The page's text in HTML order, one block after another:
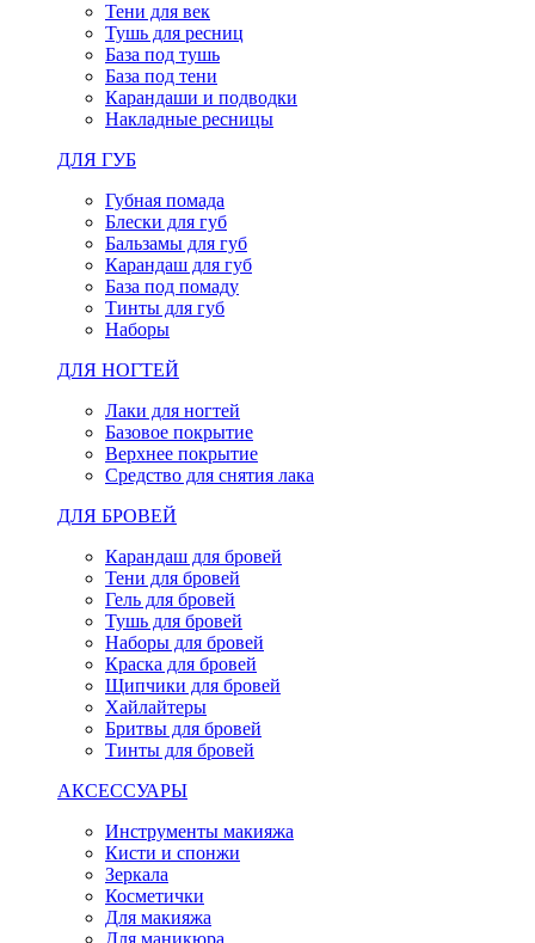
Тени для век
Тушь для ресниц
База под тушь
База под тени
Карандаши и подводки
Накладные ресницы
ДЛЯ ГУБ
Губная помада
Блески для губ
Бальзамы для губ
Карандаш для губ
База под помаду
Тинты для губ
Наборы
ДЛЯ НОГТЕЙ
Лаки для ногтей
Базовое покрытие
Верхнее покрытие
Средство для снятия лака
ДЛЯ БРОВЕЙ
Карандаш для бровей
Тени для бровей
Гель для бровей
Тушь для бровей
Наборы для бровей
Краска для бровей
Щипчики для бровей
Хайлайтеры
Бритвы для бровей
Тинты для бровей
АКСЕССУАРЫ
Инструменты макияжа
Кисти и спонжи
Зеркала
Косметички
Для макияжа
Для маникюра